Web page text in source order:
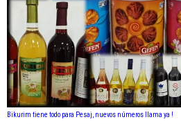
Bikurim tiene todo para Pesaj, nuevos números llama ya !